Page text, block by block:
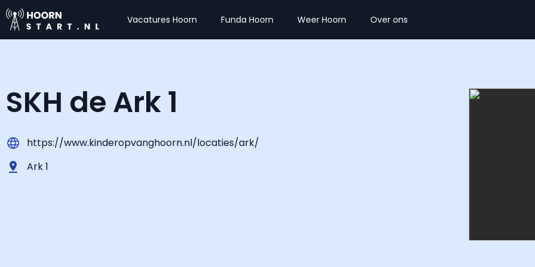
Vacatures Hoorn Funda Hoorn Weer Hoorn Over ons
SKH de Ark 1
https://www.kinderopvanghoorn.nl/locaties/ark/
Ark 1